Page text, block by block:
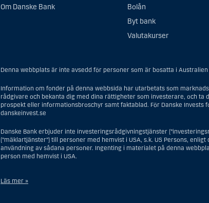
Om Danske Bank
Bolån
Byt bank
Valutakurser
Denna webbplats är inte avsedd för personer som är bosatta i
Information om fonder på denna webbsida har utarbetats som
rådgivare och bekanta dig med dina rättigheter som investerare, och
prospekt eller informationsbroschyr samt faktablad. För Danske
danskeinvest.se
Danske Bank erbjuder inte investeringsrådgivningstjänster
(”mäklartjänster”) till personer med hemvist i USA, s.k. US Persons,
användning av sådana personer. Ingenting i materialet på denna
person med hemvist i USA.
Läs mer »